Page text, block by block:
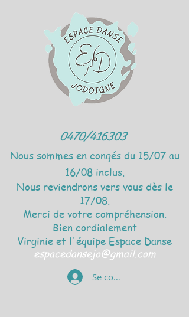
0470/416303
Nous sommes en congés du 15/07 au
16/08 inclus.
Nous reviendrons vers vous dès le
17/08.
Merci de votre compréhension.
Bien cordialement
Virginie et l'équipe Espace Danse
espacedansejo@gmail.com
Se connecter